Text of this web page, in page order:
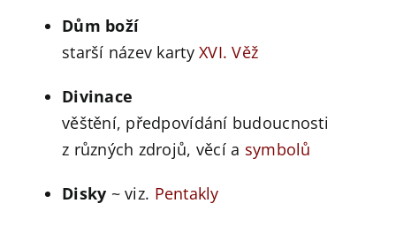
Dům boží
starší název kartyXVI. Věž
Divinace
věštění, předpovídání budoucnosti
z různých zdrojů, věcí a symbolů
Disky ~ viz. Pentakly